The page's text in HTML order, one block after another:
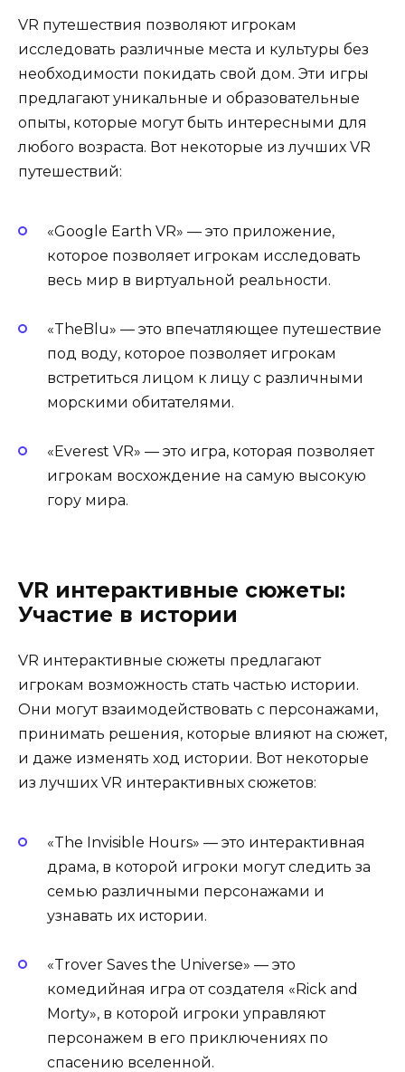
VR путешествия позволяют игрокам
исследовать различные места и культуры без
необходимости покидать свой дом. Эти игры
предлагают уникальные и образовательные
опыты, которые могут быть интересными для
любого возраста. Вот некоторые из лучших VR
путешествий:
«Google Earth VR» — это приложение,
которое позволяет игрокам исследовать
весь мир в виртуальной реальности.
«TheBlu» — это впечатляющее путешествие
под воду, которое позволяет игрокам
встретиться лицом к лицу с различными
морскими обитателями.
«Everest VR» — это игра, которая позволяет
игрокам восхождение на самую высокую
гору мира.
VR интерактивные сюжеты:
Участие в истории
VR интерактивные сюжеты предлагают
игрокам возможность стать частью истории.
Они могут взаимодействовать с персонажами,
принимать решения, которые влияют на сюжет,
и даже изменять ход истории. Вот некоторые
из лучших VR интерактивных сюжетов:
«The Invisible Hours» — это интерактивная
драма, в которой игроки могут следить за
семью различными персонажами и
узнавать их истории.
«Trover Saves the Universe» — это
комедийная игра от создателя «Rick and
Morty», в которой игроки управляют
персонажем в его приключениях по
спасению вселенной.